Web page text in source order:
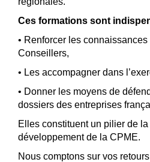
Ces formations sont
• Renforcer les
Conseillers,
• Les accompagner dans
• Donner les moyens de
dossiers des entreprises
Elles constituent un pilier de
développement de la CPME.
Nous comptons sur vos